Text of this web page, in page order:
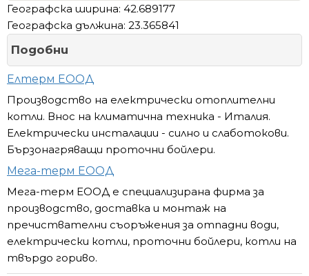
Географска ширина: 42.689177
Географска дължина: 23.365841
Подобни
Елтерм ЕООД
Производство на електрически отоплителни
котли. Внос на климатична техника - Италия.
Електрически инсталации - силно и слаботокови.
Бързонагряващи проточни бойлери.
Мега-терм ЕООД
Мега-терм ЕООД е специализирана фирма за
производство, доставка и монтаж на
пречиствателни съоръжения за отпадни води,
електрически котли, проточни бойлери, котли на
твърдо гориво.